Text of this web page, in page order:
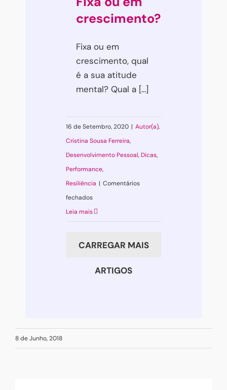
crescimento?
Fixa ou em
crescimento, qual
é a sua atitude
mental? Qual a [...]
16 de Setembro, 2020 | Autor(a),
Cristina Sousa Ferreira,
Desenvolvimento Pessoal, Dicas,
Performance,
Resiliência | Comentários
fechadosem
Fixa
Leia mais
CARREGAR MAIS
ARTIGOS
8 de Junho, 2018